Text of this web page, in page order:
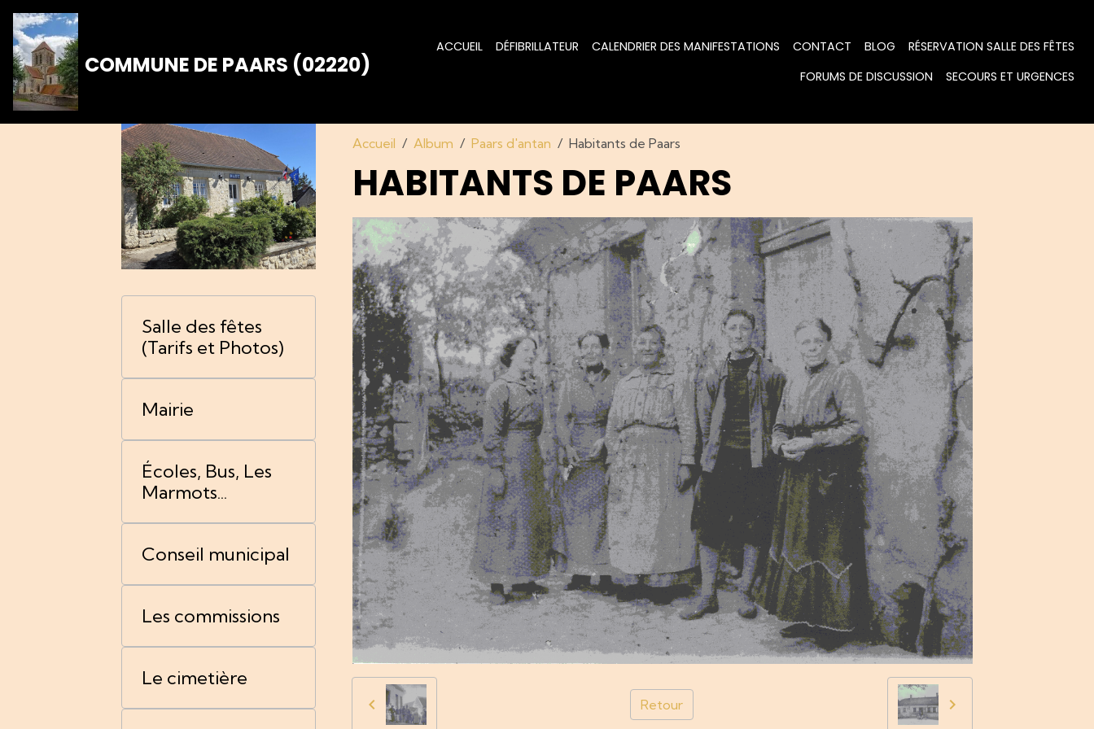
COMMUNE DE PAARS (02220)
ACCUEIL DÉFIBRILLATEUR CALENDRIER DES MANIFESTATIONS CONTACT BLOG
RÉSERVATION SALLE DES FÊTES
FORUMS DE DISCUSSION
SECOURS ET URGENCES
Accueil Album Paars d'antan Habitants de Paars
HABITANTS DE PAARS
Retour
Salle des fêtes
(Tarifs et Photos)
Mairie
Écoles, Bus, Les
Marmots...
Conseil municipal
Les commissions
Le cimetière